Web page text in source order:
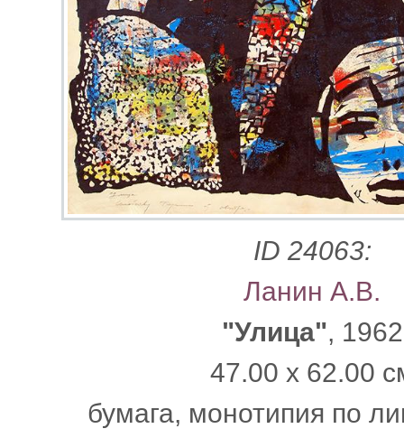
ID 24063:
Ланин А.В.
"Улица", 1962
47.00 x 62.00
бумага, монотипия по